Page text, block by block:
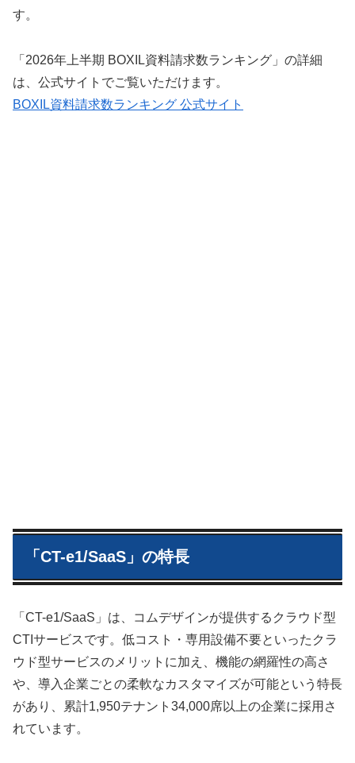
す。
「2026年上半期 BOXIL資料請求数ランキング」の詳細
は、公式サイトでご覧いただけます。
BOXIL資料請求数ランキング 公式サイト
「CT-e1/SaaS」の特長
「CT-e1/SaaS」は、コムデザインが提供するクラウド型
CTIサービスです。低コスト・専用設備不要といったクラ
ウド型サービスのメリットに加え、機能の網羅性の高さ
や、導入企業ごとの柔軟なカスタマイズが可能という特長
があり、累計1,950テナント34,000席以上の企業に採用さ
れています。